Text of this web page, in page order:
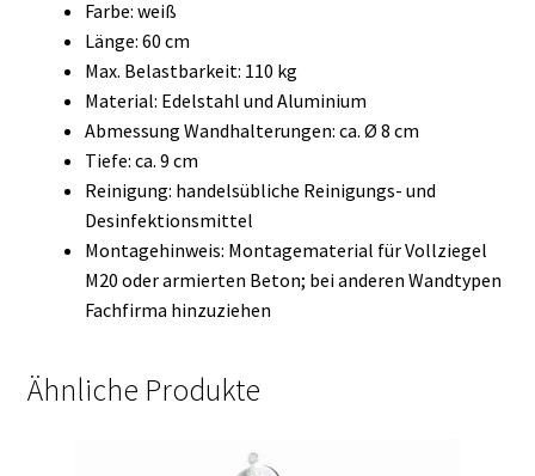
Farbe: weiß
Länge: 60 cm
Max. Belastbarkeit: 110 kg
Material: Edelstahl und Aluminium
Abmessung Wandhalterungen: ca. Ø 8 cm
Tiefe: ca. 9 cm
Reinigung: handelsübliche Reinigungs- und
Desinfektionsmittel
Montagehinweis: Montagematerial für Vollziegel
M20 oder armierten Beton; bei anderen Wandtypen
Fachfirma hinzuziehen
Ähnliche Produkte